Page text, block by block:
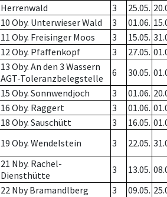
Herrenwald 3 25.05.
10 Oby. Unterwieser Wald 3 01.06.
11 Oby. Freisinger Moos 3 15.05.
12 Oby. Pfaffenkopf 3 27.05.
13 Oby. An den 3 Wassern
AGT-Toleranzbelegstelle
6 30.05.
15 Oby. Sonnwendjoch 3 01.06.
16 Oby. Raggert 3 01.06.
18 Oby. Sauschütt 3 16.05.
19 Oby. Wendelstein 3 22.05.
21 Nby. Rachel-
Diensthütte
3 13.05.
22 Nby Bramandlberg 3 09.05.